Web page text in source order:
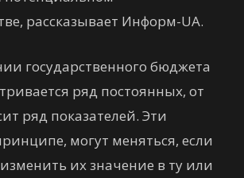
рассказывает Информ-UA.
государственного бюджета
ряд постоянных, от
ряд показателей. Эти
могут меняться, если
их значение в ту или